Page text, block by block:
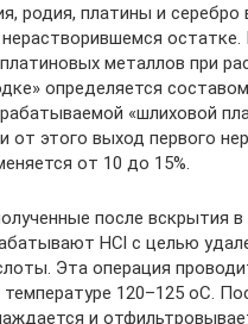
родия, платины и серебро
остатке.
металлов при
определяется
«шлиховой
от этого выход первого
от 10 до 15%.
после вскрытия в
HCl с целью
Эта операция
120–125 оС.
и